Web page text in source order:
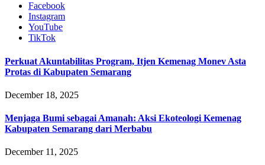
Facebook
Instagram
YouTube
TikTok
Perkuat Akuntabilitas Program, Itjen Kemenag Monev Asta
Protas di Kabupaten Semarang
December 18, 2025
Menjaga Bumi sebagai Amanah: Aksi Ekoteologi Kemenag
Kabupaten Semarang dari Merbabu
December 11, 2025